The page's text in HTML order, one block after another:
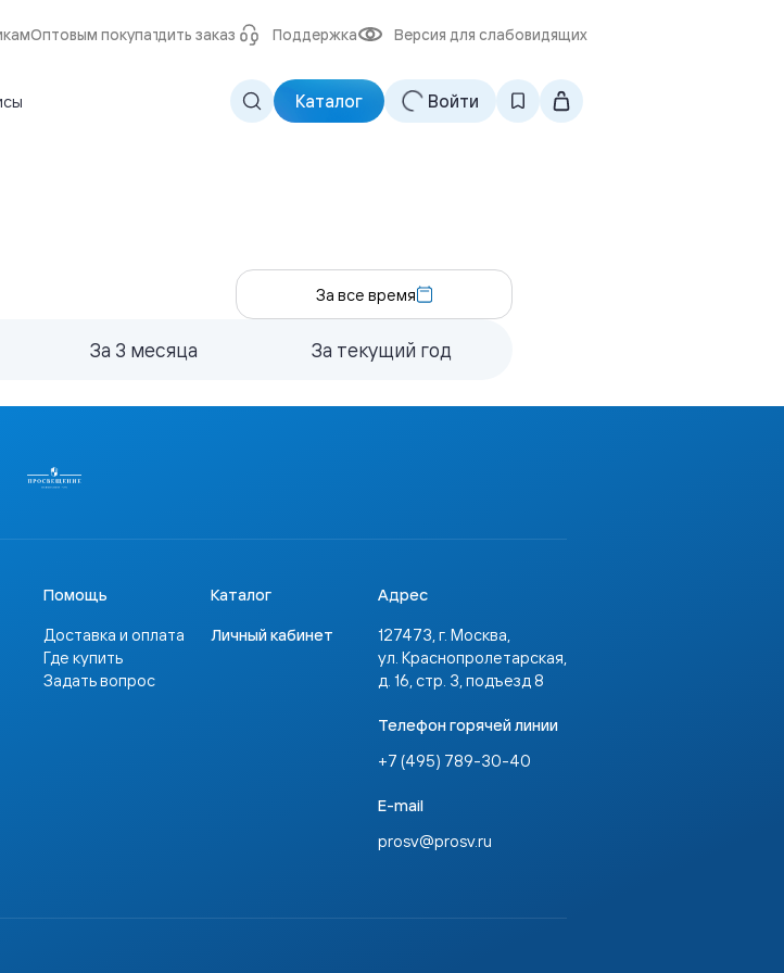
Оптовым покупателямО нас
Отследить заказ Поддержка Версия для слабовидящих
Каталог Войти
За 3 месяца За текущий год
За все время
Помощь
Доставка и оплата
Где купить
Задать вопрос
Каталог
Личный кабинет
Адрес
127473, г. Москва,
ул. Краснопролетарская,
д. 16, стр. 3, подъезд 8
Телефон горячей линии
+7 (495) 789-30-40
E-mail
prosv@prosv.ru